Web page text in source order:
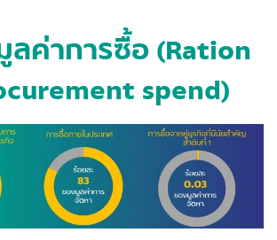
ค่าการซื้อ (Ration
spend)